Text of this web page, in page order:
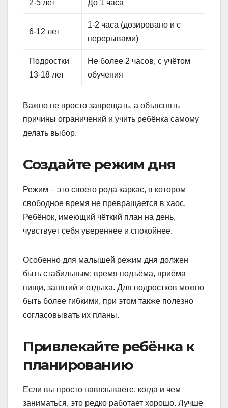
2-5 лет До 1 часа
6-12 лет
1-2 часа (дозировано и с
перерывами)
Подростки
13-18 лет
Не более 2 часов, с учётом
обучения
Важно не просто запрещать, а объяснять
причины ограничений и учить ребёнка самому
делать выбор.
Создайте режим дня
Режим – это своего рода каркас, в котором
свободное время не превращается в хаос.
Ребёнок, имеющий чёткий план на день,
чувствует себя увереннее и спокойнее.
Особенно для малышей режим дня должен
быть стабильным: время подъёма, приёма
пищи, занятий и отдыха. Для подростков можно
быть более гибкими, при этом также полезно
согласовывать их планы.
Привлекайте ребёнка к
планированию
Если вы просто навязываете, когда и чем
заниматься, это редко работает хорошо. Лучше